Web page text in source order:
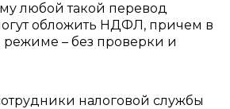
любой такой перевод
обложить НДФЛ, причем в
режиме – без проверки и
налоговой службы